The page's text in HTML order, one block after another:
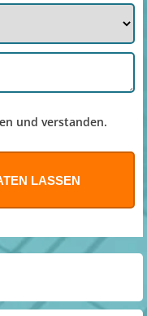
und verstanden.